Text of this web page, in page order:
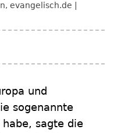
, evangelisch.de
und
sogenannte
sagte die